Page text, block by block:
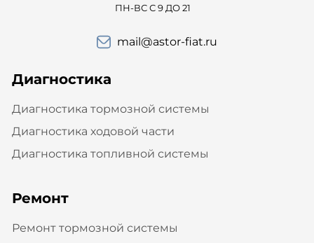
ПН-ВС С 9 ДО 21
mail@astor-fiat.ru
Диагностика
Диагностика тормозной системы
Диагностика ходовой части
Диагностика топливной системы
Ремонт
Ремонт тормозной системы